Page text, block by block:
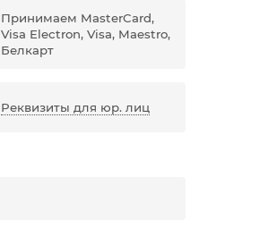
Принимаем MasterCard,
Visa Electron, Visa, Maestro,
Белкарт
Реквизиты для юр. лиц